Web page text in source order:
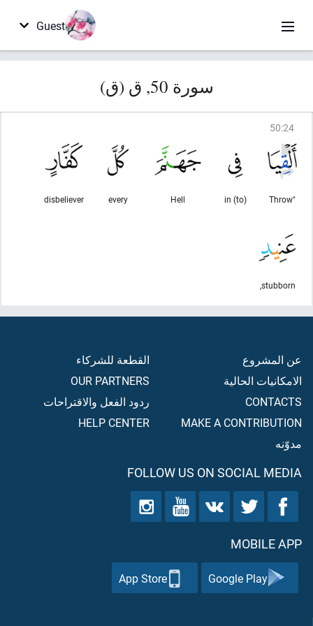
Guest
سورة 50, ق (ق)
50:24
"Throw
in (to)
Hell
every
disbeliever
stubborn,
عن المشروع
الامكانيات الحالية
CONTACTS
MAKE A CONTRIBUTION
مدوّنه
القطعة للشركاء
OUR PARTNERS
ردود الفعل والاقتراحات
HELP CENTER
FOLLOW US ON SOCIAL MEDIA
MOBILE APP
Google Play
App Store